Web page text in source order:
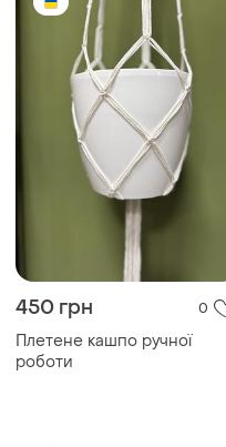
450 грн 0
Плетене кашпо ручної
роботи